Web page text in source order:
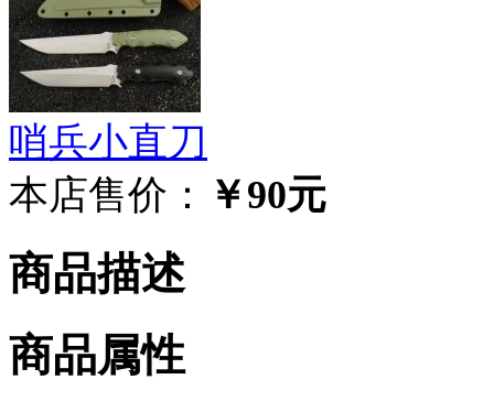
哨兵小直刀
本店售价： ￥90元
商品描述
商品属性